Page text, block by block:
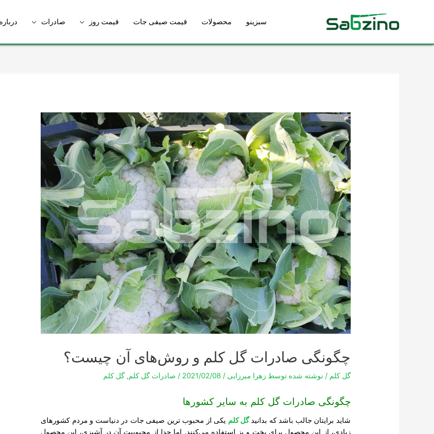
سبزینو محصولات قیمت صیفی جات قیمت روز صادرات
چگونگی صادرات گل کلم و روش‌های آن چیست؟
گل کلم / نوشته شده توسط زهرا میرزایی/
2021/02/08
/ صادرات گل کلم,گل کلم
چگونگی صادرات گل کلم به سایر کشورها
شاید برایتان جالب باشد که بدانیدگل کلم یکی از محبوب ترین صیفی جات در دنیاست و مردم کشورهای
زیادی، از این محصول برای پخت و پز استفاده می‌کنند. اما جدا از محبوبیت آن در آشپزی، این محصول